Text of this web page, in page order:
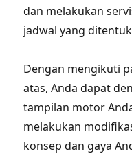
dan melakukan
jadwal yang
Dengan mengikuti
atas, Anda dapat
tampilan motor
melakukan
konsep dan gaya